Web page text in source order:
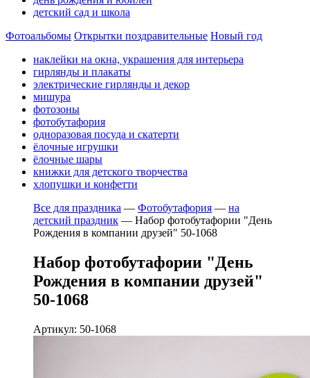
детский сад и школа
Фотоальбомы Открытки поздравительные Новый год
наклейки на окна, украшения для интерьера
гирлянды и плакаты
электрические гирлянды и декор
мишура
фотозоны
фотобутафория
одноразовая посуда и скатерти
ёлочные игрушки
ёлочные шары
книжки для детского творчества
хлопушки и конфетти
Все для праздника — Фотобутафория — на
детский праздник — Набор фотобутафории "День
Рождения в компании друзей" 50-1068
Набор фотобутафории "День
Рождения в компании друзей"
50-1068
Артикул: 50-1068